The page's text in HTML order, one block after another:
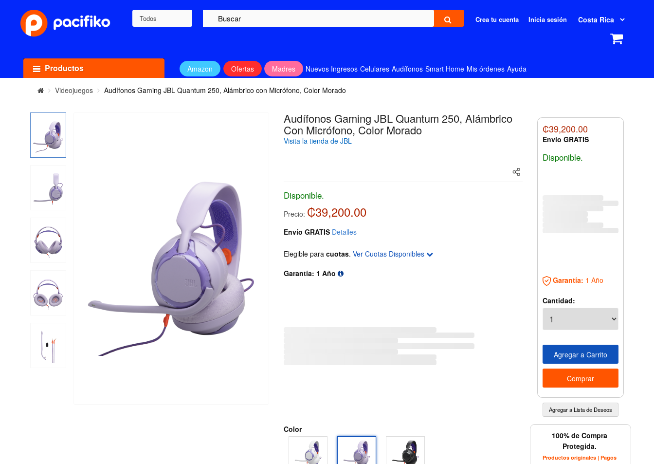
Todos Crea tu cuenta Inicia sesión
Productos Amazon Ofertas Madres Nuevos Ingresos Celulares Audífonos Smart Home Mis órdenes Ayuda
Videojuegos Audífonos Gaming JBL Quantum 250, Alámbrico con Micrófono, Color Morado
Audífonos Gaming JBL Quantum 250, Alámbrico
Con Micrófono, Color Morado
Visita la tienda de JBL
Disponible.
Precio: ₡39,200.00
Envío GRATIS Detalles
Elegible para cuotas. Ver Cuotas Disponibles
Garantía: 1 Año
Color
₡39,200.00
Envío GRATIS
Disponible.
Garantía: 1 Año
Cantidad:
100% de Compra
Protegida.
Productos originales | Pagos